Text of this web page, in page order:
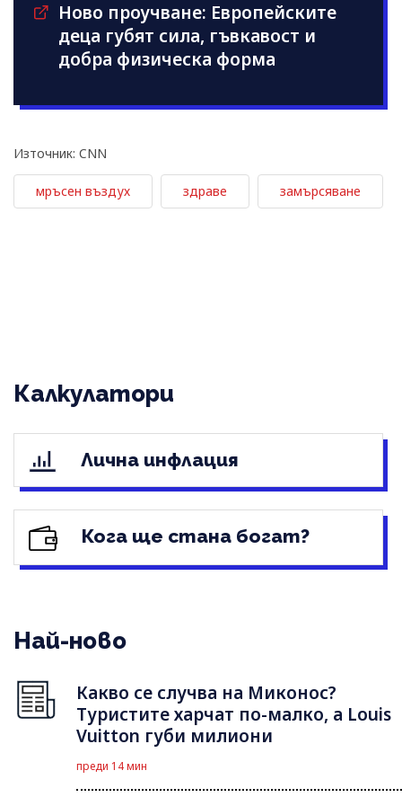
Ново проучване: Европейските
деца губят сила, гъвкавост и
добра физическа форма
Източник: CNN
мръсен въздух здраве замърсяване
Калкулатори
Лична инфлация
Кога ще стана богат?
Най-ново
Какво се случва на Миконос?
Туристите харчат по-малко, а Louis
Vuitton губи милиони
преди 14 мин